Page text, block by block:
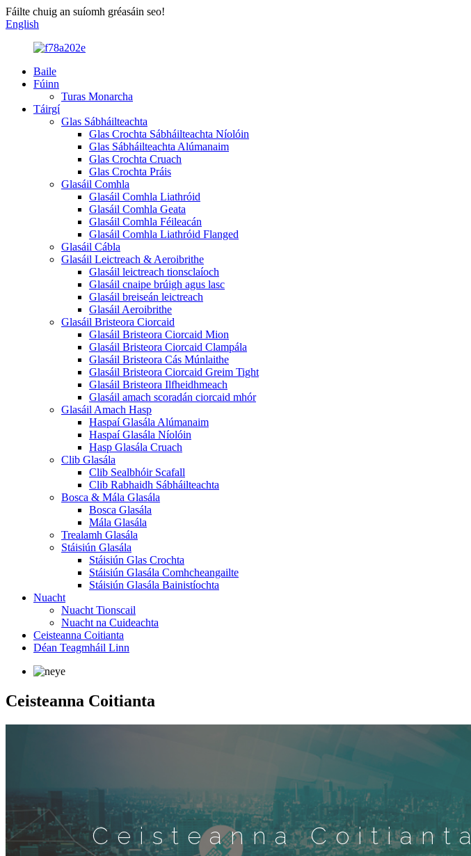
Fáilte chuig an suíomh gréasáin seo!
English
Baile
Fúinn
Turas Monarcha
Táirgí
Glas Sábháilteachta
Glas Crochta Sábháilteachta Níolóin
Glas Sábháilteachta Alúmanaim
Glas Crochta Cruach
Glas Crochta Práis
Glasáil Comhla
Glasáil Comhla Liathróid
Glasáil Comhla Geata
Glasáil Comhla Féileacán
Glasáil Comhla Liathróid Flanged
Glasáil Cábla
Glasáil Leictreach & Aeroibrithe
Glasáil leictreach tionsclaíoch
Glasáil cnaipe brúigh agus lasc
Glasáil breiseán leictreach
Glasáil Aeroibrithe
Glasáil Bristeora Ciorcaid
Glasáil Bristeora Ciorcaid Mion
Glasáil Bristeora Ciorcaid Clampála
Glasáil Bristeora Cás Múnlaithe
Glasáil Bristeora Ciorcaid Greim Tight
Glasáil Bristeora Ilfheidhmeach
Glasáil amach scoradán ciorcaid mhór
Glasáil Amach Hasp
Haspaí Glasála Alúmanaim
Haspaí Glasála Níolóin
Hasp Glasála Cruach
Clib Glasála
Clib Sealbhóir Scafall
Clib Rabhaidh Sábháilteachta
Bosca & Mála Glasála
Bosca Glasála
Mála Glasála
Trealamh Glasála
Stáisiún Glasála
Stáisiún Glas Crochta
Stáisiún Glasála Comhcheangailte
Stáisiún Glasála Bainistíochta
Nuacht
Nuacht Tionscail
Nuacht na Cuideachta
Ceisteanna Coitianta
Déan Teagmháil Linn
Ceisteanna Coitianta
Ceisteanna Coitianta